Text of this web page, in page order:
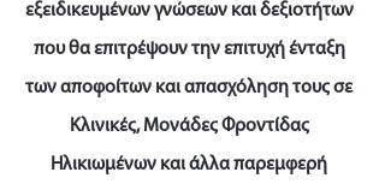
εξειδικευμένων γνώσεων και δεξιοτήτων
που θα επιτρέψουν την επιτυχή ένταξη
των αποφοίτων και απασχόληση τους σε
Κλινικές, Μονάδες Φροντίδας
Ηλικιωμένων και άλλα παρεμφερή